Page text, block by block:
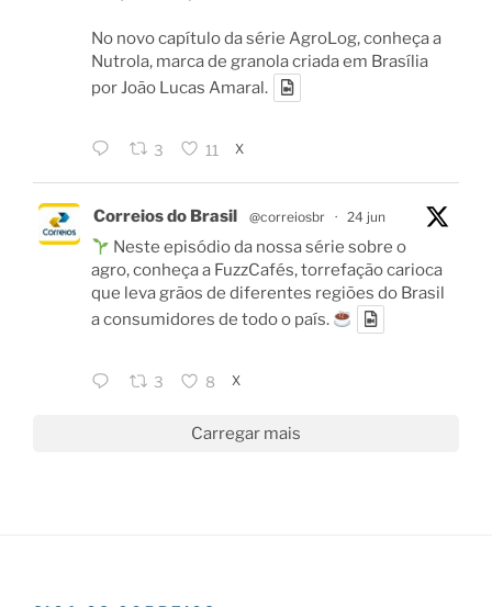
No novo capítulo da série AgroLog, conheça a
Nutrola, marca de granola criada em Brasília
por João Lucas Amaral.
3 11 X
Correios do Brasil @correiosbr · 24 jun
Neste episódio da nossa série sobre o
agro, conheça a FuzzCafés, torrefação carioca
que leva grãos de diferentes regiões do Brasil
a consumidores de todo o país.
3 8 X
Carregar mais